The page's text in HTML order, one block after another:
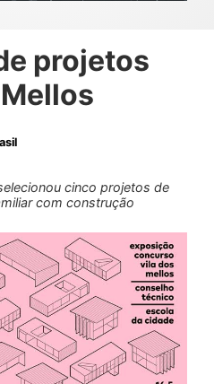
projetos
cinco projetos de
com construção